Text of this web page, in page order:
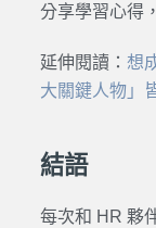
分享學習心得
延伸閱讀： 想
大關鍵人物」
結語
每次和 HR 夥